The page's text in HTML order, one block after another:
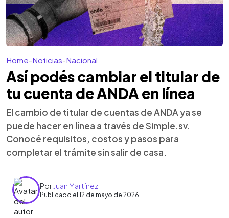
Home-Noticias-Nacional
Así podés cambiar el titular de
tu cuenta de ANDA en línea
El cambio de titular de cuentas de ANDA ya se
puede hacer en línea a través de Simple.sv.
Conocé requisitos, costos y pasos para
completar el trámite sin salir de casa.
Por Juan Martínez
Publicado el 12 de mayo de 2026